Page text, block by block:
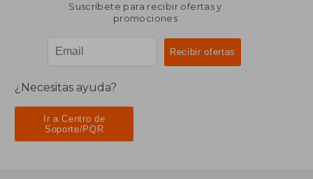
Suscríbete para recibir ofertas y
promociones
¿Necesitas ayuda?
Ir a Centro de
Soporte/PQR